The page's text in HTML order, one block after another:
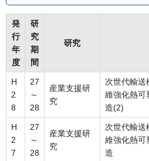
発
行
年
度
研
究
期
間
研究
H
2
8
27
～
28
産業支援研
究
次世代輸送
維強化熱可
造(2)
H
2
7
27
～
28
産業支援研
究
次世代輸送
維強化熱可
造